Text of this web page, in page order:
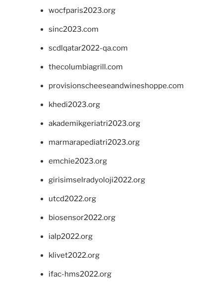
wocfparis2023.org
sinc2023.com
scdlqatar2022-qa.com
thecolumbiagrill.com
provisionscheeseandwineshoppe.com
khedi2023.org
akademikgeriatri2023.org
marmarapediatri2023.org
emchie2023.org
girisimselradyoloji2022.org
utcd2022.org
biosensor2022.org
ialp2022.org
klivet2022.org
ifac-hms2022.org